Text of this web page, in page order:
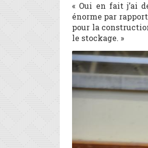
« Oui en fait j’ai
énorme par
pour la
le stockage. »